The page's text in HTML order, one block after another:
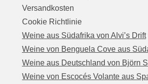
Versandkosten
Cookie Richtlinie
Weine aus Südafrika von Alvi’s Drift
Weine von Benguela Cove aus
Weine aus Deutschland von Björn
Weine von Escocés Volante aus